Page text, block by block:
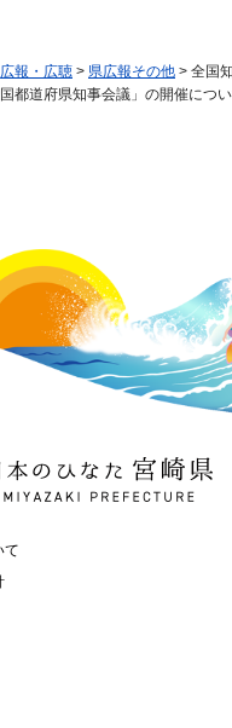
広報・広聴 > 県広報その他 > 全国
都道府県知事会議」の開催につ
本のひなた 宮崎県
PREFECTURE
て